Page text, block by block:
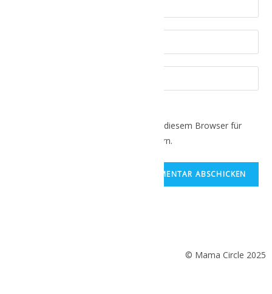
Name, E-Mail-Adresse und Website in diesem Browser für
meinen nächsten Kommentar speichern.
© Mama Circle 2025